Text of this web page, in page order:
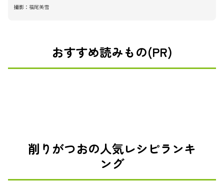
撮影： 福尾美雪
おすすめ読みもの(PR)
削りがつおの人気レシピランキ
ング